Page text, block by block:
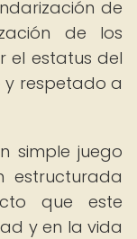
de
de los
el estatus del
y respetado a
simple juego
estructurada
que este
y en la vida